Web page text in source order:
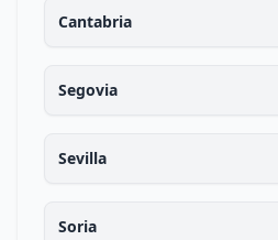
Cantabria
Segovia
Sevilla
Soria